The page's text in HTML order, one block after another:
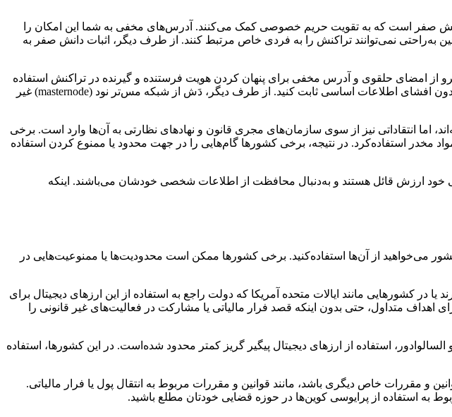
دانش صفر است که به تقویت حریم خصوصی کمک می‌کنند. آدرس‌های مخفی به شما این امکان را
به‌راحتی نمی‌توانند تراکنش را به فردی خاص مرتبط کنند. از طرف دیگر، اثبات دانش صفر به
از امضای حلقوی و آدرس مخفی برای پنهان کردن هویت فرستنده و گیرنده در تراکنش استفاده
می‌کند. زی‌کش از فناوری موسوم به zk-SNARKs بهره می‌گیرد که به شما اجازه می‌دهد صحت یک بیانیه را بدون افشای اطلاعات اساسی ثابت کنید. از طرف دیگر، دَش از شبکه مس‌تر نود (masternode) غیر
انتقاداتی نیز از سوی سازمان‌های مجری قانون و نهادهای نظارتی به آن‌ها وارد است. برخی
مخدر استفاده‌کرد. در نتیجه، برخی کشورها گام‌هایی را در جهت محدود یا ممنوع کردن استفاده
خود ارزش قائل هستند و به‌دنبال محافظت از اطلاعات شخصی خودشان می‌باشند. اینکه
می‌خواهید از آن‌ها استفاده‌کنید. برخی کشورها ممکن است محدودیت‌ها یا ممنوعیت‌هایی در
کشورهایی مانند ایالات متحده آمریکا که دولت راجع به استفاده از این ارزهای دیجیتال برای
اهداف متداول، حتی بدون اینکه قصد فرار مالیاتی یا مشارکت در فعالیت‌های غیر قانونی را
استفاده از ارزهای دیجیتال پیگیر گریز کمتر محدود شده‌است. در این کشورها، استفاده
مقررات خاص دیگری باشد، مانند قوانین و مقررات مربوط به انتقال پول یا فرار مالیاتی.
به استفاده از پرایوسی کوین‌ها در حوزه قضایی خودتان مطلع باشید.